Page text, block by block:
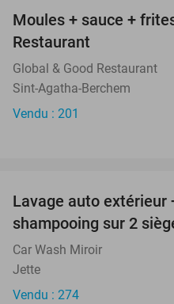
Moules + sauce +
Restaurant
Global & Good Restaurant
Sint-Agatha-Berchem
Vendu : 201
Lavage auto extérieur
shampooing sur 2
Car Wash Miroir
Jette
Vendu : 274